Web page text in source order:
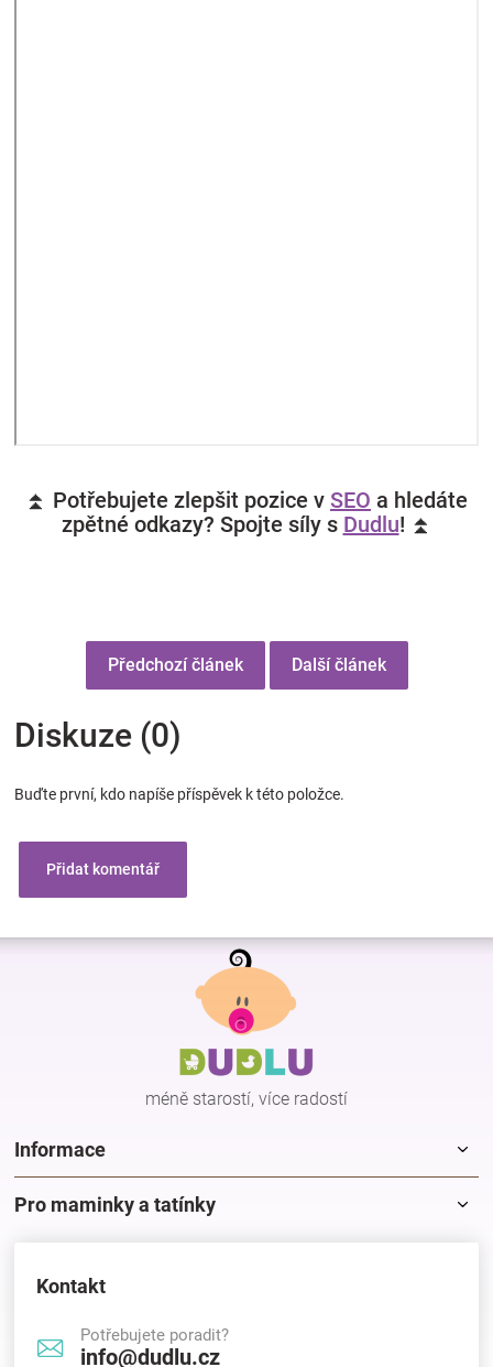
⏫ Potřebujete zlepšit pozice v SEO a hledáte
zpětné odkazy? Spojte síly s Dudlu! ⏫
Předchozí článek Další článek
Diskuze (0)
Buďte první, kdo napíše příspěvek k této položce.
Přidat komentář
Z
méně starostí, více radostí
Informace
Pro maminky a tatínky
Kontakt
Potřebujete poradit?
info@dudlu.cz